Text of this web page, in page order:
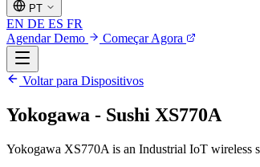
PT
EN DE ES FR
Agendar Demo
Começar Agora
Voltar para Dispositivos
Yokogawa - Sushi XS770A
Yokogawa XS770A is an Industrial IoT wireless